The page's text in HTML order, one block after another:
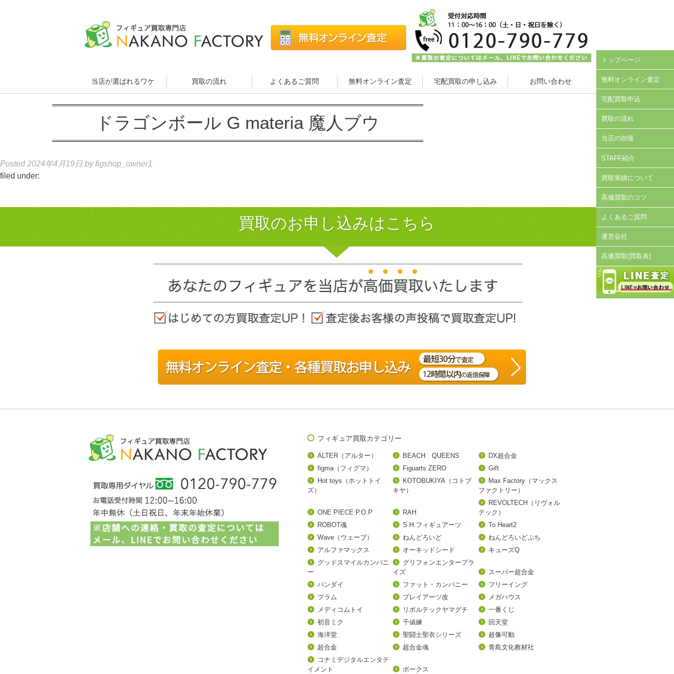
当店が選ばれるワケ 買取の流れ よくあるご質問 無料オンライン査定 宅配買取の申し込み お問い合わせ
ドラゴンボール G materia 魔人ブウ
Posted 2024年4月19日 by figshop_owner1
filed under:
トップページ
無料オンライン査定
宅配買取申込
買取の流れ
当店の自慢
STAFF紹介
買取実績について
高価買取のコツ
よくあるご質問
運営会社
高価買取(買取表)
買取のお申し込みはこちら
フィギュア買取カテゴリー
ALTER（アルター） BEACH QUEENS
DX超合金
figma（フィグマ）
Figuarts ZERO
Gift
Hot toys（ホットトイ
ズ）
KOTOBUKIYA（コトブ
キヤ）
Max Factory（マックス
ファクトリー）
ONE PIECE P.O.P RAH
REVOLTECH（リヴォル
テック）
ROBOT魂
S.H.フィギュアーツ
To Heart2
Wave（ウェーブ）
ねんどろいど
ねんどろいどぷち
アルファマックス
オーキッドシード
キューズQ
グッドスマイルカンパニ
ー
グリフォンエンタープラ
イズ
スーパー超合金
バンダイ
ファット・カンパニー
フリーイング
プラム
プレイアーツ改
メガハウス
メディコムトイ
リボルテックヤマグチ
一番くじ
初音ミク
千値練
回天堂
海洋堂
聖闘士聖衣シリーズ
超像可動
超合金
超合金魂
青島文化教材社
コナミデジタルエンタテ
イメント
ボークス